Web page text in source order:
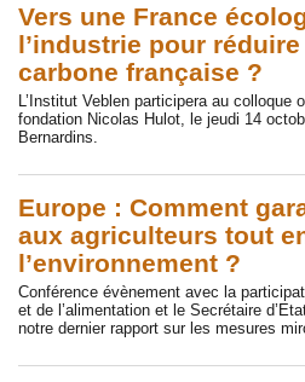
Vers une France
l’industrie pour réduire
carbone française ?
L’Institut Veblen participera au
fondation Nicolas Hulot, le jeudi 14
Bernardins.
Europe : Comment
aux agriculteurs tout
l’environnement ?
Conférence évènement avec la
et de l’alimentation et le Secrétaire
notre dernier rapport sur les mesures